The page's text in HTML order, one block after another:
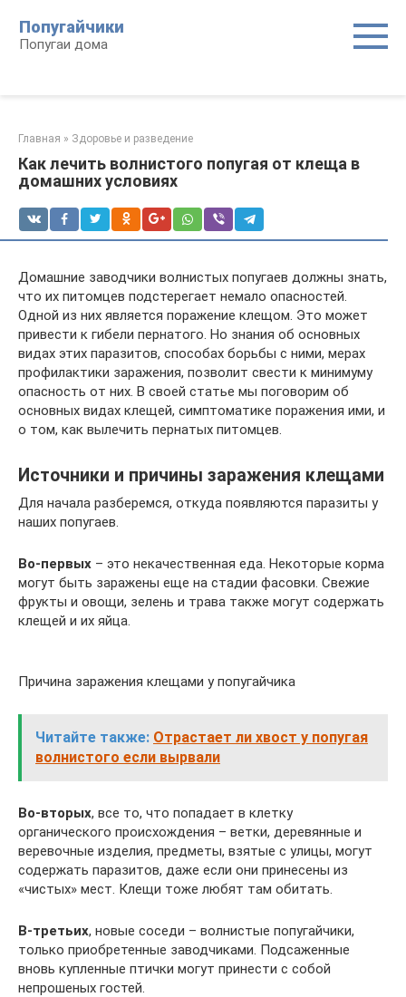
контенту
Попугайчики
Попугаи дома
Главная » Здоровье и разведение
Как лечить волнистого попугая от клеща в
домашних условиях
Домашние заводчики волнистых попугаев должны знать,
что их питомцев подстерегает немало опасностей.
Одной из них является поражение клещом. Это может
привести к гибели пернатого. Но знания об основных
видах этих паразитов, способах борьбы с ними, мерах
профилактики заражения, позволит свести к минимуму
опасность от них. В своей статье мы поговорим об
основных видах клещей, симптоматике поражения ими, и
о том, как вылечить пернатых питомцев.
Источники и причины заражения клещами
Для начала разберемся, откуда появляются паразиты у
наших попугаев.
Во-первых – это некачественная еда. Некоторые корма
могут быть заражены еще на стадии фасовки. Свежие
фрукты и овощи, зелень и трава также могут содержать
клещей и их яйца.
Причина заражения клещами у попугайчика
Читайте также: Отрастает ли хвост у попугая
волнистого если вырвали
Во-вторых, все то, что попадает в клетку
органического происхождения – ветки, деревянные и
веревочные изделия, предметы, взятые с улицы, могут
содержать паразитов, даже если они принесены из
«чистых» мест. Клещи тоже любят там обитать.
В-третьих, новые соседи – волнистые попугайчики,
только приобретенные заводчиками. Подсаженные
вновь купленные птички могут принести с собой
непрошеных гостей.